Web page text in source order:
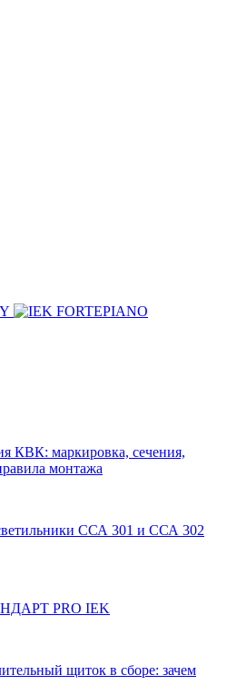
КВК: маркировка, сечения,
монтажа
ССА 301 и ССА 302
PRO IEK
щиток в сборе: зачем